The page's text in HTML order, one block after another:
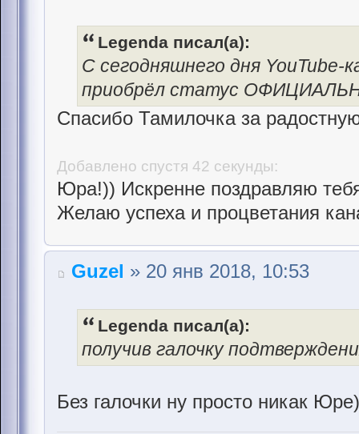
Legenda писал(а):
С сегодняшнего дня
приобрёл статус
Спасибо Тамилочка за
Добавлено спустя 42 секунды:
Юра!)) Искренне поздравляю
Желаю успеха и процветания
Guzel » 20 янв 2018, 10:53
Legenda писал(а):
получив галочку
Без галочки ну просто никак